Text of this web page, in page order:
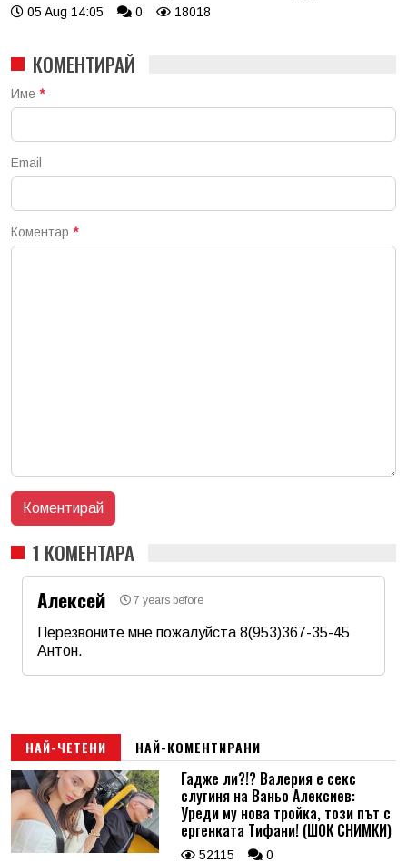
05 Aug 14:05 0 18018
КОМЕНТИРАЙ
Име *
Email
Коментар *
1 КОМЕНТАРА
Алексей
7 years before
Перезвоните мне пожалуйста 8(953)367-35-45
Антон.
Email
Коментар*
НАЙ-ЧЕТЕНИ НАЙ-КОМЕНТИРАНИ
Гадже ли?!? Валерия е секс
слугиня на Ваньо Алексиев:
Уреди му нова тройка, този път с
ергенката Тифани! (ШОК СНИМКИ)
52115 0